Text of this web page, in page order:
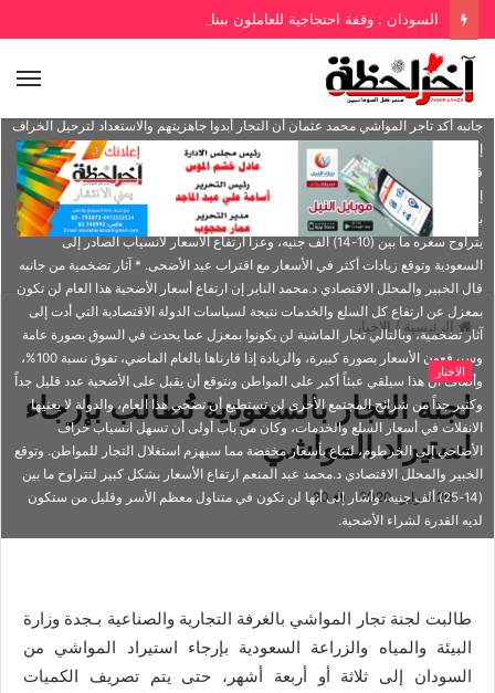
السودان : وقفة احتجاجية للعاملون ببنك الدم الاحد
الرئيسية / الاخبار
الاخبار
لجنة التجار بالسعودية تُطالب بإرجاء
استيراد المواشي
26 فبراير، 2020 20
ﺗﺴﻠﻴﻢ ﻛﺸﻮﻓﺎﺕ ﺍﻟﻌﺎﻣﻠﻴﻦ ﺍﻟﺮﺍﻏﺒﻴﻦ ﺇﻟﻰ ﻣﻘﺮﺭﻳﺔ ﺍﻟﻠﺠﻨﺔ ﺑﻮﺯﺍﺭﺓ ﺍﻟﻤﺎﻟﻴﺔ ﻭﺍﻻﻗﺘﺼﺎﺩ ﺑﻮﻻﻳﺔ
ﺍﻟﺨﺮﻃﻮﻡ، وستقوم ﻣﺤﻔﻈﺔ ﻗﻮﺕ ﺍﻟﻌﺎﻣﻠﻴﻦ ﺍﻟﻘﻮﻣﻴﺔ بتوﺭﻳﺪ ﺧﺮﺍﻑ ﺍﻷﺿﺎﺣﻲ ﻟﻠﻌﺎﻣﻠﻴﻦ
ﺑﺄﻗﺴﺎﻁ تصل ﻟﻤﺪﺓ ﻋﺸﺮﺓ ﺃﺷﻬﺮ، تسلم ﻟﻤﻨﺎﺩﻳﺐ ﺍﻟﻤﺆﺳﺴﺎﺕ ﺑﺄﺭﺑﻌﺔ ﻣﻮﺍﻗﻊ، ‏ﻣﻮﻗﻌاﻦ
ﺑﺎﻟﺨﺮﻃﻮﻡ ﺍﻟﻜﺒﺮﻯ ﻭﻣﻮﻗﻊ ﺑﻜﻞ ﻣﻦ ﺑﺤﺮﻱ ﺍﻟﻜﺒﺮﻯ ﻭﺃﻣ ﺪﺭﻣﺎﻥ ﺍﻟﻜﺒﺮﻯ،‏ وأكدت الولاية ﺃﻥ
ﺍﻟﺠﻬﻮﺩ ﻗﺪ ﺑﺬﻟﺖ ﻟﺘﺄﻣﻴﻦ اﺳﺘﻼﻡ ﺍﻟﻮﺣﺪﺍﺕ ﻓﻲ ﻣﻮﻋﺪ ﺃﻗﺼﺎﻩ ﺍﻟﺜﻼﺛﻴﻦ ﻣﻦ ﺍﻟﺸﻬﺮ ﺍﻟﺠﺎﺭﻱ. من
جانبه أكد تاجر المواشي محمد عثمان أن التجار أبدوا جاهزيتهم والاستعداد لترحيل الخراف
إلى الخرطوم، واشتكى من مشاكل كثيرة تواجه تجار المواشي تتمثل فى الترحيل، حيث
قال إن العربة الواحدة تكلف حوالي (100-130) ألف جنيه، وتسع حوالي (110-200) رأس،
إلى جانب الرسوم والجبايات في الطريق والتى تصل إلى (1000) جنيه للرأس الواحد، أما
بخصوص الأسعار فقال إن سعر الخروف الكبير بحوالي (15) ألف جنيه، أما المتوسط
يتراوح سعره ما بين (10-14) ألف جنيه، وعزا ارتفاع الأسعار لانسياب الصادر إلى
السعودية وتوقع زيادات أكثر في الأسعار مع اقتراب عيد الأضحى. * آثار تضخمية من جانبه
قال الخبير والمحلل الاقتصادي د.محمد الناير إن ارتفاع أسعار الأضحية هذا العام لن تكون
بمعزل عن ارتفاع كل السلع والخدمات نتيجة لسياسات الدولة الاقتصادية التي أدت إلى
آثار تضخمية، وبالتالي تجار الماشية لن يكونوا بمعزل عما يحدث في السوق بصورة عامة
وسيرفعون الأسعار بصورة كبيرة، والزيادة إذا قارناها بالعام الماضي، تفوق نسبة 100%،
وأضاف أن هذا سيلقي عبئاً أكبر على المواطن ونتوقع أن يقبل على الأضحية عدد قليل جداً
وكثير جداً من شرائح المجتمع الأخرى لن تستطيع أن تضحي هذا العام، والدولة لا يعنيها
الانفلات في أسعار السلع والخدمات، وكان من باب أولى أن تسهل انسياب خراف
الأضاحي إلى الخرطوم، لتباع بأسعار مخفضة مما سيهزم استغلال التجار للمواطن. وتوقع
الخبير والمحلل الاقتصادي د.محمد عبد المنعم ارتفاع الأسعار بشكل كبير لتتراوح ما بين
(14-25) ألف جنيه، وأشار إلى أنها لن تكون في متناول معظم الأسر وقليل من ستكون
لديه القدرة لشراء الأضحية.
طالبت لجنة تجار المواشي بالغرفة التجارية والصناعية بـجدة وزارة
البيئة والمياه والزراعة السعودية بإرجاء استيراد المواشي من
السودان إلى ثلاثة أو أربعة أشهر، حتى يتم تصريف الكميات